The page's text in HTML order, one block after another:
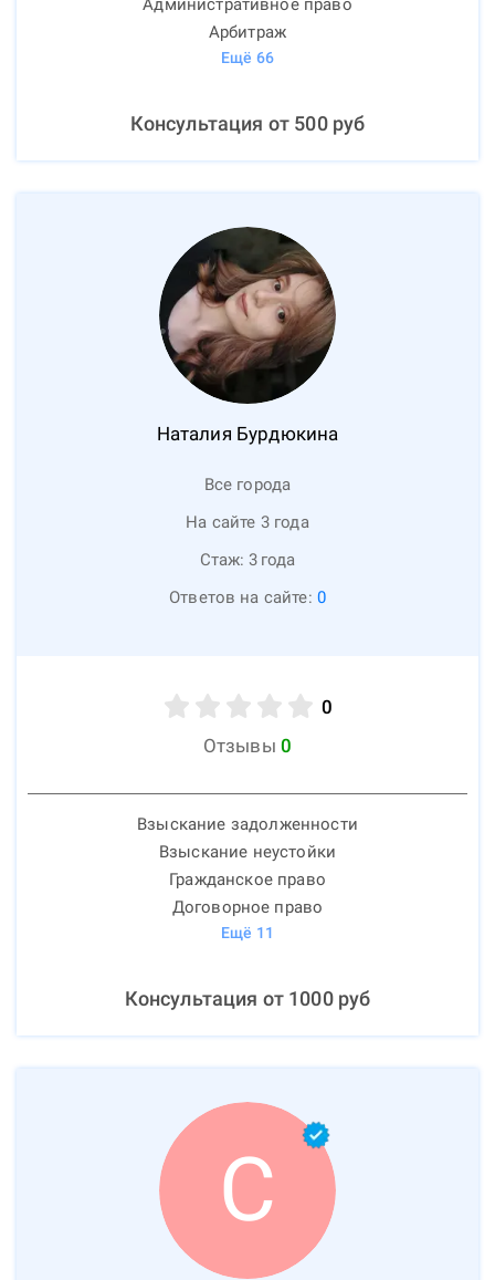
Административное право
Арбитраж
Ещё 66
Консультация от 500руб
Наталия Бурдюкина
Все города
На сайте 3 года
Стаж: 3 года
Ответов на сайте: 0
0
Отзывы 0
Взыскание задолженности
Взыскание неустойки
Гражданское право
Договорное право
Ещё 11
Консультация от 1000руб
С